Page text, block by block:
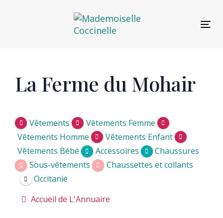
contentLa Ferme du Mohair
Vêtements
Vêtements Femme
Vêtements Homme
Vêtements Enfant
Vêtements Bébé
Accessoires
Chaussures
Sous-vêtements
Chaussettes et collants
Occitanie
Accueil de L'Annuaire
Post